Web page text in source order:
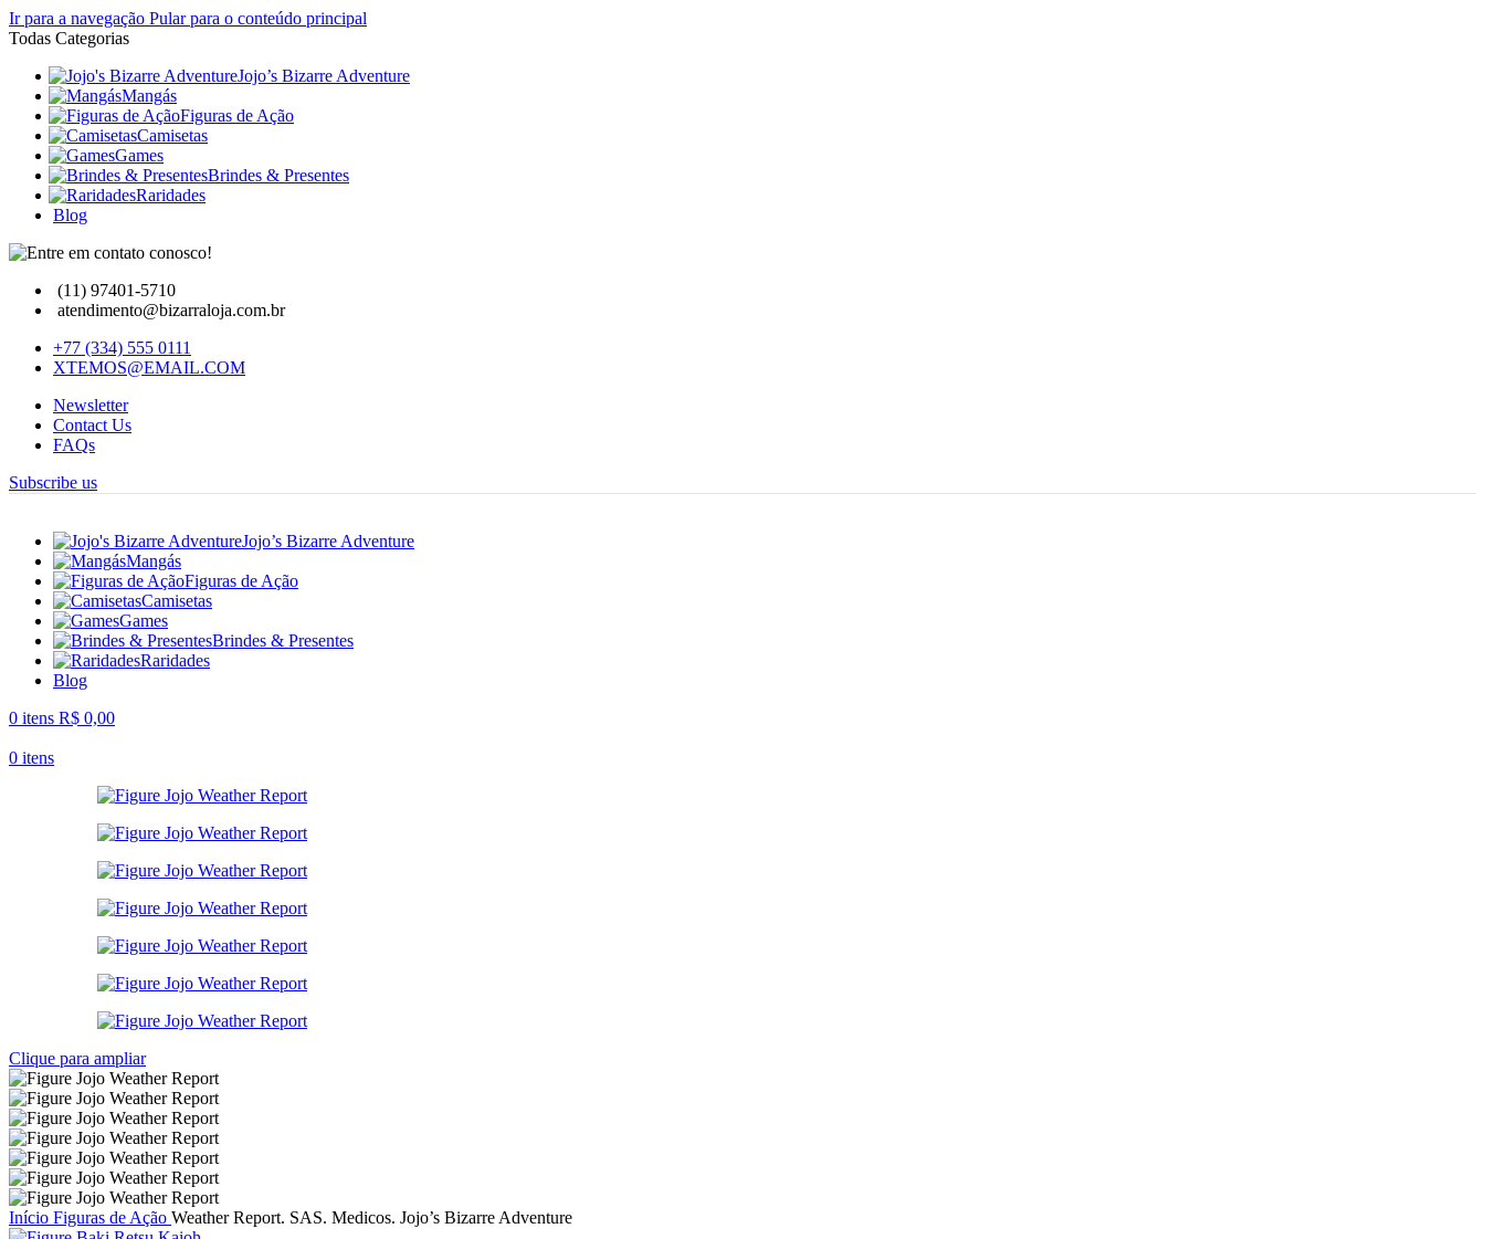
Ir para a navegação Pular para o conteúdo principal
Todas Categorias
Jojo’s Bizarre Adventure
Mangás
Figuras de Ação
Camisetas
Games
Brindes & Presentes
Raridades
Blog
(11) 97401-5710
atendimento@bizarraloja.com.br
+77 (334) 555 0111
XTEMOS@EMAIL.COM
Newsletter
Contact Us
FAQs
Subscribe us
Jojo’s Bizarre Adventure
Mangás
Figuras de Ação
Camisetas
Games
Brindes & Presentes
Raridades
Blog
0 itens R$ 0,00
0 itens
Clique para ampliar
Início Figuras de Ação Weather Report. SAS. Medicos. Jojo’s Bizarre Adventure